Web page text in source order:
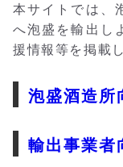
本サイトでは、
へ泡盛を輸出し
援情報等を掲載
泡盛酒造所
輸出事業者